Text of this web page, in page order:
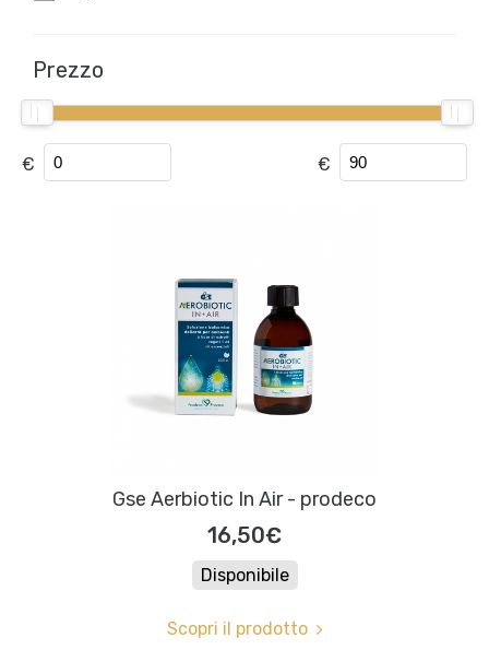
Prezzo
€ €
Gse Aerbiotic In Air - prodeco
16,50€
Disponibile
Scopri il prodotto